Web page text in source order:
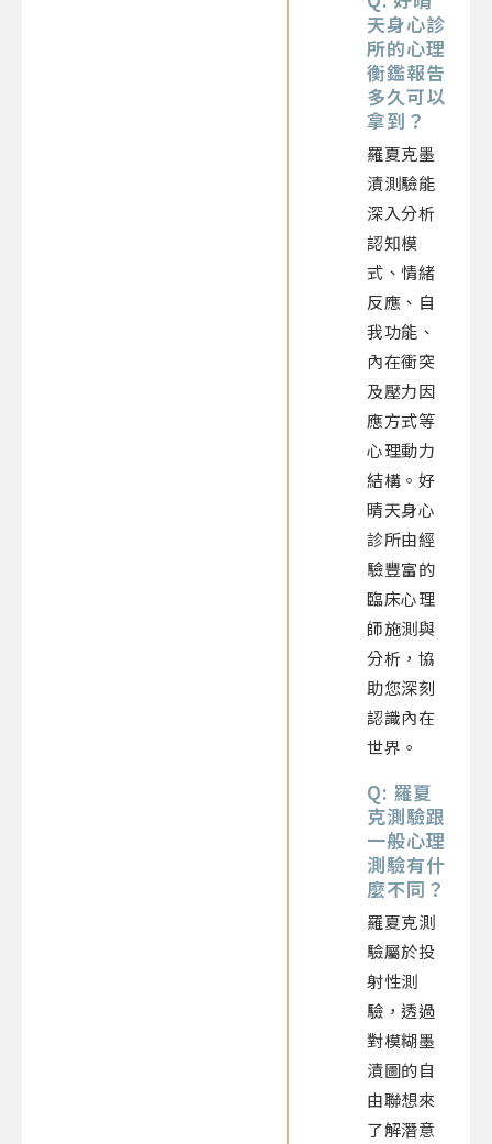
天身心診
所的心理
衡鑑報告
多久可以
拿到？
羅夏克墨
漬測驗能
深入分析
認知模
式、情緒
反應、自
我功能、
內在衝突
及壓力因
應方式等
心理動力
結構。好
晴天身心
診所由經
驗豐富的
臨床心理
師施測與
分析，協
助您深刻
認識內在
世界。
Q: 羅夏
克測驗跟
一般心理
測驗有什
麼不同？
羅夏克測
驗屬於投
射性測
驗，透過
對模糊墨
漬圖的自
由聯想來
了解潛意